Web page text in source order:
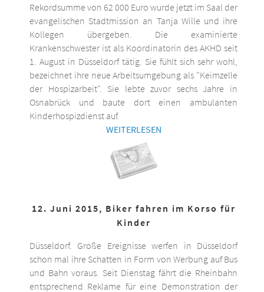
Rekordsumme von 62 000 Euro wurde jetzt im Saal der
evangelischen Stadtmission an Tanja Wille und ihre
Kollegen übergeben. Die examinierte
Krankenschwester ist als Koordinatorin des AKHD seit
1. August in Düsseldorf tätig. Sie fühlt sich sehr wohl,
bezeichnet ihre neue Arbeitsumgebung als "Keimzelle
der Hospizarbeit". Sie lebte zuvor sechs Jahre in
Osnabrück und baute dort einen ambulanten
Kinderhospizdienst auf.
WEITERLESEN
12. Juni 2015, Biker fahren im Korso für
Kinder
Düsseldorf. Große Ereignisse werfen in Düsseldorf
schon mal ihre Schatten in Form von Werbung auf Bus
und Bahn voraus. Seit Dienstag fährt die Rheinbahn
entsprechend Reklame für eine Demonstration der